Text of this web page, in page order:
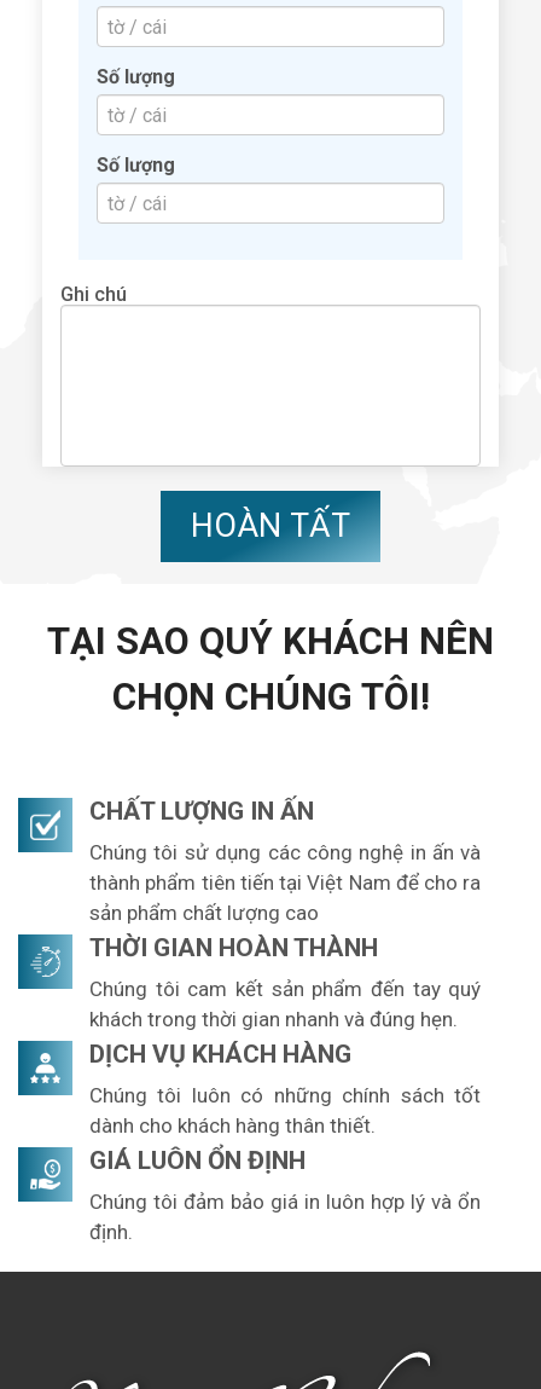
Số lượng
Số lượng
Ghi chú
HOÀN TẤT
TẠI SAO QUÝ KHÁCH NÊN
CHỌN CHÚNG TÔI!
CHẤT LƯỢNG IN ẤN
Chúng tôi sử dụng các công nghệ in ấn và
thành phẩm tiên tiến tại Việt Nam để cho ra
sản phẩm chất lượng cao
THỜI GIAN HOÀN THÀNH
Chúng tôi cam kết sản phẩm đến tay quý
khách trong thời gian nhanh và đúng hẹn.
DỊCH VỤ KHÁCH HÀNG
Chúng tôi luôn có những chính sách tốt
dành cho khách hàng thân thiết.
GIÁ LUÔN ỔN ĐỊNH
Chúng tôi đảm bảo giá in luôn hợp lý và ổn
định.